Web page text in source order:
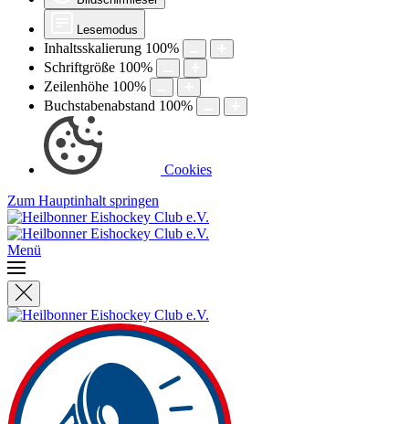
Lesemodus
Inhaltsskalierung 100%
Schriftgröße 100%
Zeilenhöhe 100%
Buchstabenabstand 100%
Cookies
Zum Hauptinhalt springen
Menü